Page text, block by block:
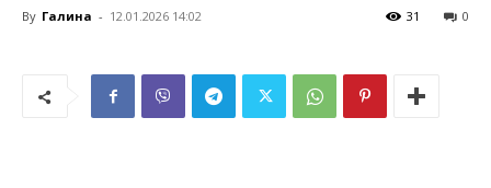
By Галина - 12.01.2026 14:02 0
31